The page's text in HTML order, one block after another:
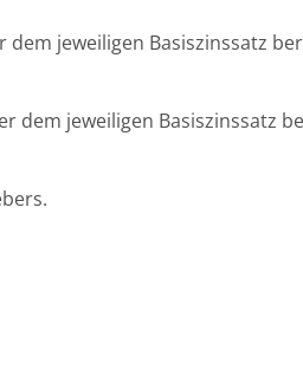
jeweiligen Basiszinssatz
dem jeweiligen Basiszinssatz